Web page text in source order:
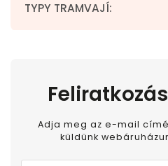
TYPY TRAMVAJÍ:
Adja meg az e-mail
küldünk